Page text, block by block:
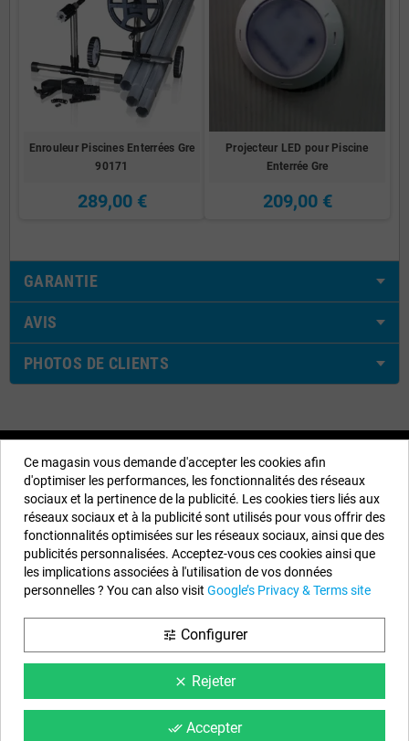
Enrouleur Piscines Enterrées Gre
90171
289,00 €
Projecteur LED pour Piscine
Enterrée Gre
209,00 €
GARANTIE
AVIS
PHOTOS DE CLIENTS
Informations sur notre boutique
EYAROC COMPANY SL (FR04851917500)
Appelez-nous maintenant (FR) : 0187 654 060
Appelez-nous maintenant (BE) : 234 20828
Horaire :Lundi au Vendredi de 9 h à 14 h et de 15 h à 18 h
Nous suivre
Instagram
Ce magasin vous demande d'accepter les cookies afin
d'optimiser les performances, les fonctionnalités des réseaux
sociaux et la pertinence de la publicité. Les cookies tiers liés aux
réseaux sociaux et à la publicité sont utilisés pour vous offrir des
fonctionnalités optimisées sur les réseaux sociaux, ainsi que des
publicités personnalisées. Acceptez-vous ces cookies ainsi que
les implications associées à l'utilisation de vos données
personnelles ? You can also visit Google’s Privacy & Terms site
tune Configurer
clear Rejeter
done_all Accepter